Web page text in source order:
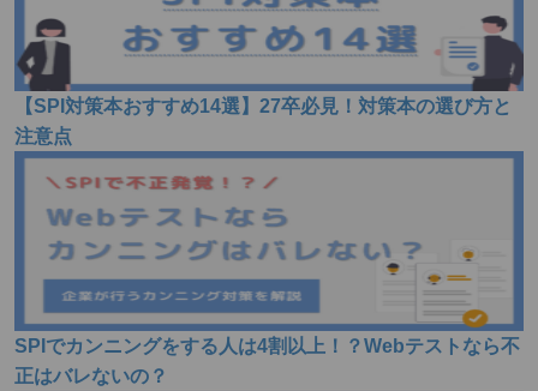
【SPI対策本おすすめ14選】27卒必見！対策本の選び方と
注意点
SPIでカンニングをする人は4割以上！？Webテストなら不
正はバレないの？